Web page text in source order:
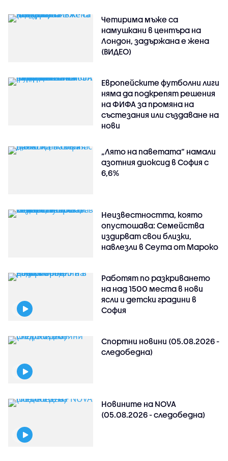
Четирима мъже са
намушкани в центъра на
Лондон, задържана е жена
(ВИДЕО)
Европейските футболни лиги
няма да подкрепят решения
на ФИФА за промяна на
състезания или създаване на
нови
„Лято на паветата“ намали
азотния диоксид в София с
6,6%
Неизвестността, която
опустошава: Семейства
издирват свои близки,
навлезли в Сеута от Мароко
Работят по разкриването
на над 1500 места в нови
ясли и детски градини в
София
Спортни новини (05.08.2026 -
следобедна)
Новините на NOVA
(05.08.2026 - следобедна)